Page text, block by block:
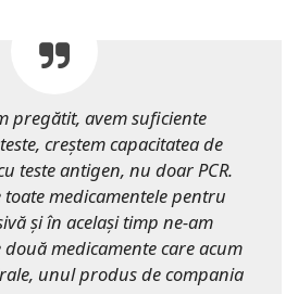
pregătit, avem suficiente
creștem capacitatea de
teste antigen, nu doar PCR.
medicamentele pentru
și în același timp ne-am
medicamente care acum
unul produs de compania